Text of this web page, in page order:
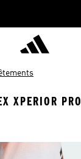
XPERIOR PRO